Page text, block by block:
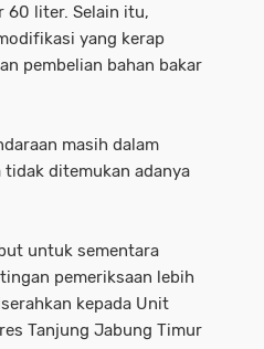
60 liter. Selain itu,
yang kerap
pembelian bahan bakar
masih dalam
ditemukan adanya
untuk sementara
pemeriksaan lebih
kepada Unit
Tanjung Jabung Timur